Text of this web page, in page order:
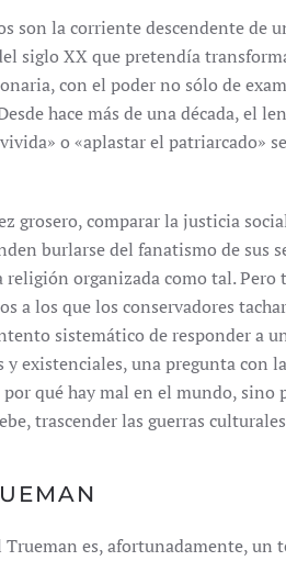
son la corriente descendente de
siglo XX que pretendía
con el poder no sólo de
hace más de una década, el
o «aplastar el patriarcado»
grosero, comparar la justicia
burlarse del fanatismo de sus
religión organizada como tal.
a los que los conservadores
sistemático de responder a
y existenciales, una pregunta con
qué hay mal en el mundo, sino
trascender las guerras
Trueman es, afortunadamente, un